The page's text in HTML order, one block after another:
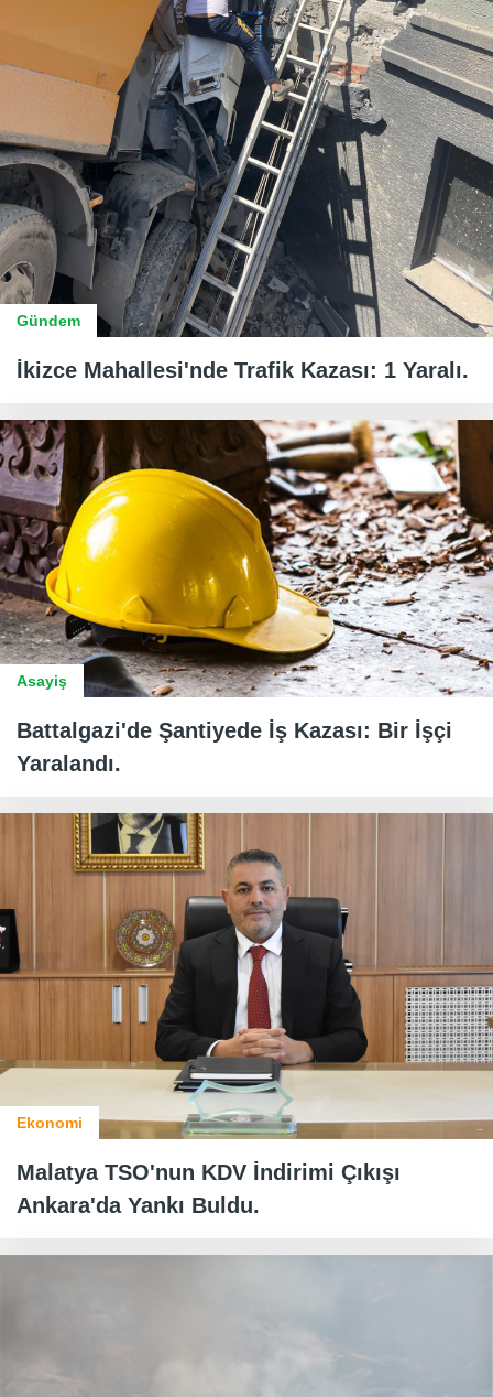
Gündem
İkizce Mahallesi'nde Trafik Kazası: 1 Yaralı.
Asayiş
Battalgazi'de Şantiyede İş Kazası: Bir İşçi
Yaralandı.
Ekonomi
Malatya TSO'nun KDV İndirimi Çıkışı
Ankara'da Yankı Buldu.